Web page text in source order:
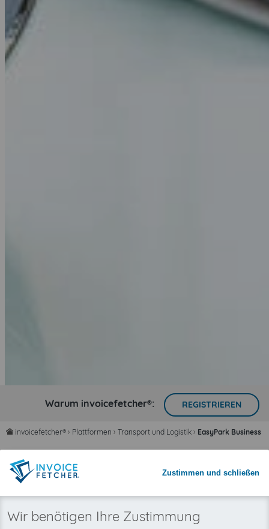
Warum invoicefetcher®: REGISTRIEREN
home invoicefetcher® › Plattformen › Transport und Logistik › EasyPark Business
Zeit sparen mit automatisiertem
Rechnungsimport
Nie wieder Rechnungen übersehen
Zustimmen und schließen
Wir benötigen Ihre Zustimmung